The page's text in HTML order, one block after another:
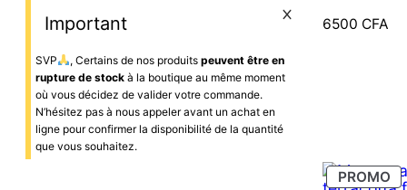
Important
SVP , Certains de nos produits peuvent être en
rupture de stock à la boutique au même moment
où vous décidez de valider votre commande.
N’hésitez pas à nous appeler avant un achat en
ligne pour confirmer la disponibilité de la quantité
que vous souhaitez.
6500 CFA
PROMO